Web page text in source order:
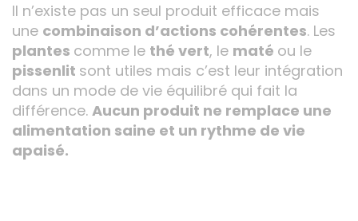
Il n’existe pas un seul produit efficace mais
une combinaison d’actions cohérentes. Les
plantes comme le thé vert, le maté ou le
pissenlit sont utiles mais c’est leur intégration
dans un mode de vie équilibré qui fait la
différence. Aucun produit ne remplace une
alimentation saine et un rythme de vie
apaisé.